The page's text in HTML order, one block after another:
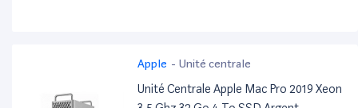
Apple - Unité centrale
Unité Centrale Apple Mac Pro 2019 Xeon